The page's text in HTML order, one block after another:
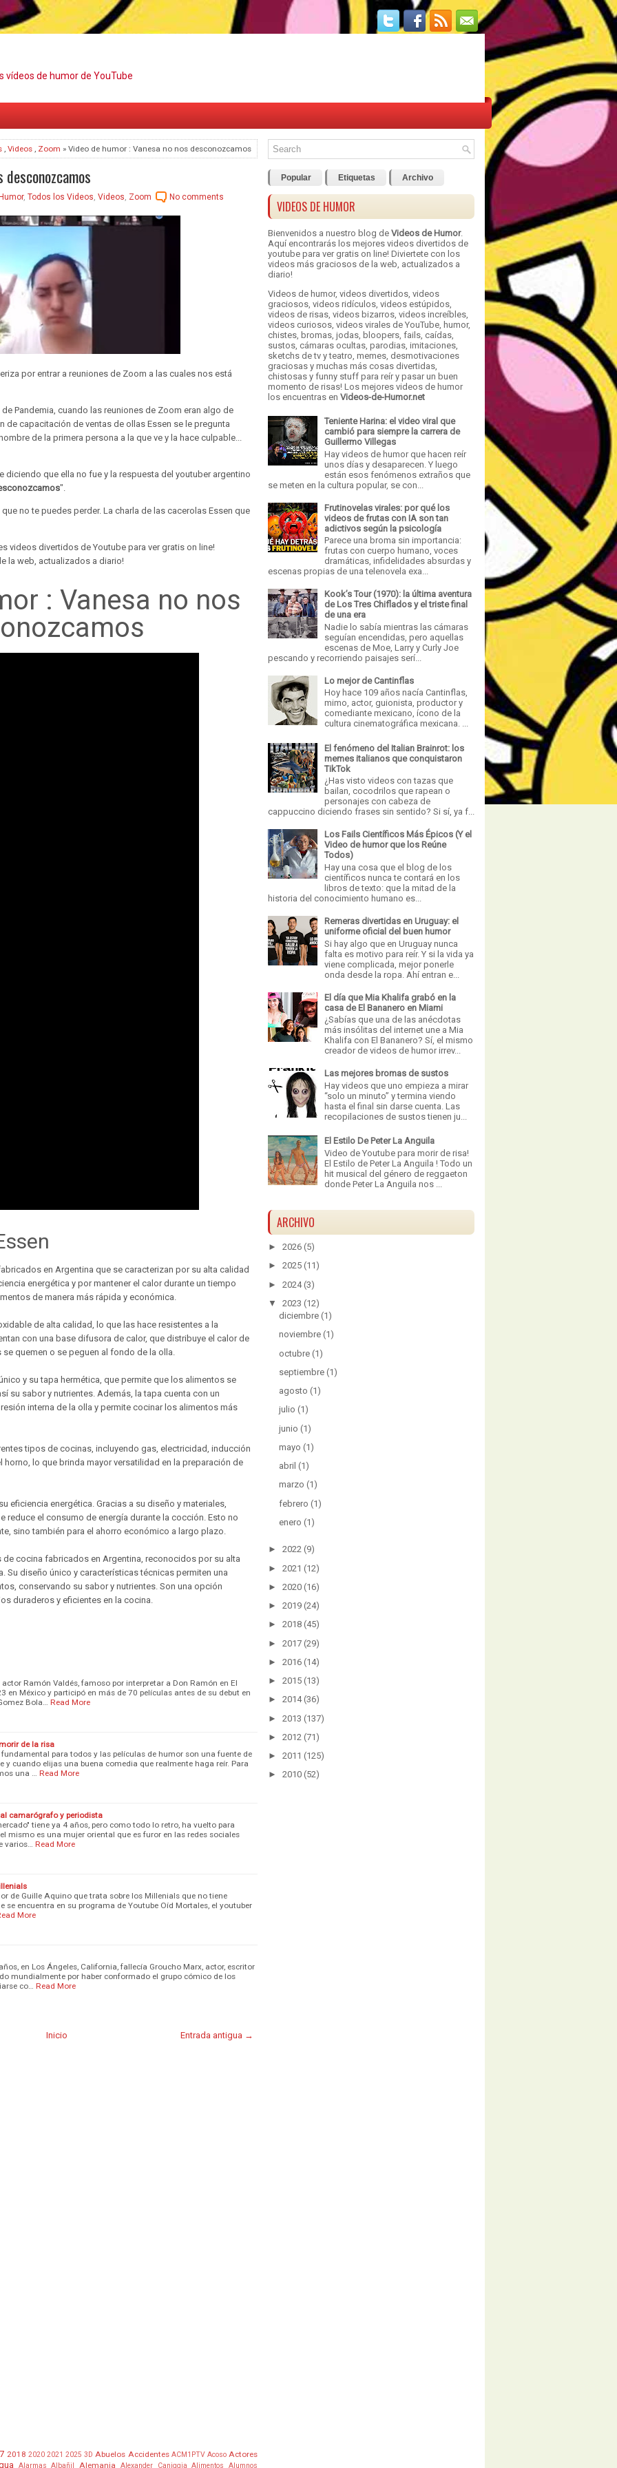
vídeos de humor de YouTube
, Videos , Zoom » Video de humor : Vanesa no nos desconozcamos
desconozcamos
, Todos los Videos, Videos, Zoom No comments
por entrar a reuniones de Zoom a las cuales nos está
Pandemia, cuando las reuniones de Zoom eran algo de
de capacitación de ventas de ollas Essen se le pregunta
de la primera persona a la que ve y la hace culpable...
diciendo que ella no fue y la respuesta del youtuber argentino
".
no te puedes perder. La charla de las cacerolas Essen que
videos divertidos de Youtube para ver gratis on line!
la web, actualizados a diario!
: Vanesa no nos
en Argentina que se caracterizan por su alta calidad
energética y por mantener el calor durante un tiempo
de manera más rápida y económica.
de alta calidad, lo que las hace resistentes a la
con una base difusora de calor, que distribuye el calor de
quemen o se peguen al fondo de la olla.
y su tapa hermética, que permite que los alimentos se
su sabor y nutrientes. Además, la tapa cuenta con un
interna de la olla y permite cocinar los alimentos más
tipos de cocinas, incluyendo gas, electricidad, inducción
horno, lo que brinda mayor versatilidad en la preparación de
eficiencia energética. Gracias a su diseño y materiales,
reduce el consumo de energía durante la cocción. Esto no
sino también para el ahorro económico a largo plazo.
de cocina fabricados en Argentina, reconocidos por su alta
Su diseño único y características técnicas permiten una
conservando su sabor y nutrientes. Son una opción
duraderos y eficientes en la cocina.
Ramón Valdés, famoso por interpretar a Don Ramón en El
en México y participó en más de 70 películas antes de su debut en
Bola… Read More
de la risa
para todos y las películas de humor son una fuente de
y cuando elijas una buena comedia que realmente haga reír. Para
una … Read More
camarógrafo y periodista
tiene ya 4 años, pero como todo lo retro, ha vuelto para
mismo es una mujer oriental que es furor en las redes sociales
varios… Read More
de Guille Aquino que trata sobre los Millenials que no tiene
se encuentra en su programa de Youtube Oíd Mortales, el youtuber
More
en Los Ángeles, California, fallecía Groucho Marx, actor, escritor
mundialmente por haber conformado el grupo cómico de los
co… Read More
Entrada antigua →
Inicio
2018 2020 2021 2025 3D Abuelos Accidentes ACM1PTV Acoso Actores
Alarmas Albañil Alemania Alexander Caniggia Alimentos Alumnos
Popular Etiquetas Archivo
VIDEOS DE HUMOR
Bienvenidos a nuestro blog de Videos de Humor.
Aquí encontrarás los mejores videos divertidos de
youtube para ver gratis on line! Diviertete con los
videos más graciosos de la web, actualizados a
diario!
Videos de humor, videos divertidos, videos
graciosos, videos ridículos, videos estúpidos,
videos de risas, videos bizarros, videos increíbles,
videos curiosos, videos virales de YouTube, humor,
chistes, bromas, jodas, bloopers, fails, caídas,
sustos, cámaras ocultas, parodias, imitaciones,
sketchs de tv y teatro, memes, desmotivaciones
graciosas y muchas más cosas divertidas,
chistosas y funny stuff para reír y pasar un buen
momento de risas! Los mejores videos de humor
los encuentras en Videos-de-Humor.net
Teniente Harina: el video viral que
cambió para siempre la carrera de
Guillermo Villegas
Hay videos de humor que hacen reír
unos días y desaparecen. Y luego
están esos fenómenos extraños que
se meten en la cultura popular, se con...
Frutinovelas virales: por qué los
videos de frutas con IA son tan
adictivos según la psicología
Parece una broma sin importancia:
frutas con cuerpo humano, voces
dramáticas, infidelidades absurdas y
escenas propias de una telenovela exa...
Kook’s Tour (1970): la última aventura
de Los Tres Chiflados y el triste final
de una era
Nadie lo sabía mientras las cámaras
seguían encendidas, pero aquellas
escenas de Moe, Larry y Curly Joe
pescando y recorriendo paisajes serí...
Lo mejor de Cantinflas
Hoy hace 109 años nacía Cantinflas,
mimo, actor, guionista, productor y
comediante mexicano, ícono de la
cultura cinematográfica mexicana. ...
El fenómeno del Italian Brainrot: los
memes italianos que conquistaron
TikTok
¿Has visto videos con tazas que
bailan, cocodrilos que rapean o
personajes con cabeza de
cappuccino diciendo frases sin sentido? Si sí, ya f...
Los Fails Científicos Más Épicos (Y el
Video de humor que los Reúne
Todos)
Hay una cosa que el blog de los
científicos nunca te contará en los
libros de texto: que la mitad de la
historia del conocimiento humano es...
Remeras divertidas en Uruguay: el
uniforme oficial del buen humor
Si hay algo que en Uruguay nunca
falta es motivo para reír. Y si la vida ya
viene complicada, mejor ponerle
onda desde la ropa. Ahí entran e...
El día que Mia Khalifa grabó en la
casa de El Bananero en Miami
¿Sabías que una de las anécdotas
más insólitas del internet une a Mia
Khalifa con El Bananero? Sí, el mismo
creador de videos de humor irrev...
Las mejores bromas de sustos
Hay videos que uno empieza a mirar
“solo un minuto” y termina viendo
hasta el final sin darse cuenta. Las
recopilaciones de sustos tienen ju...
El Estilo De Peter La Anguila
Video de Youtube para morir de risa!
El Estilo de Peter La Anguila ! Todo un
hit musical del género de reggaeton
donde Peter La Anguila nos ...
ARCHIVO
► 2026 (5)
► 2025 (11)
► 2024 (3)
▼
2023 (12)
diciembre (1)
noviembre (1)
octubre (1)
septiembre (1)
agosto (1)
julio (1)
junio (1)
mayo (1)
abril (1)
marzo (1)
febrero (1)
enero (1)
► 2022 (9)
► 2021 (12)
► 2020 (16)
► 2019 (24)
► 2018 (45)
► 2017 (29)
► 2016 (14)
► 2015 (13)
► 2014 (36)
► 2013 (137)
► 2012 (71)
► 2011 (125)
► 2010 (52)